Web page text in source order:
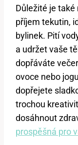
Důležité je
příjem tekutin,
bylinek. Pití
a udržet vaše
dopřáváte
ovoce nebo
dopřejete
trochou
dosáhnout
prospěšná pro